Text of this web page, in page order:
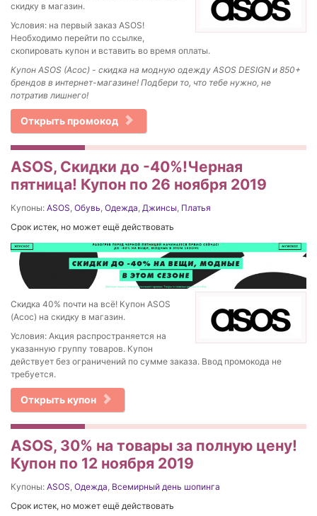
скидку в магазин.
Условия: на первый заказ ASOS!
Необходимо перейти по ссылке,
скопировать купон и вставить во время оплаты.
Купон ASOS (Асос) - скидка на модную одежду ASOS DESIGN и 850+
брендов в интернет-магазине! Подбери то, что тебе нужно, не
потратив лишнего!
Открыть промокод
ASOS, Скидки до -40%!Черная
пятница! Купон по 26 ноября 2019
Купоны: ASOS, Обувь, Одежда, Джинсы, Платья
Срок истек, но может ещё действовать
Скидка 40% почти на всё! Купон ASOS
(Асос) на скидку в магазин.
Условия: Акция распространяется на
указанную группу товаров. Купон
действует без ограничений по сумме заказа. Ввод промокода не
требуется.
Открыть купон
ASOS, 30% на товары за полную цену!
Купон по 12 ноября 2019
Купоны: ASOS, Одежда, Всемирный день шопинга
Срок истек, но может ещё действовать